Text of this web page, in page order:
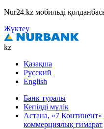
Nur24.kz мобильді
Жүктеу
kz
Қазақша
Русский
English
Банк туралы
Кепілді мүлік
Астана, «7
коммерциялық ғимарат